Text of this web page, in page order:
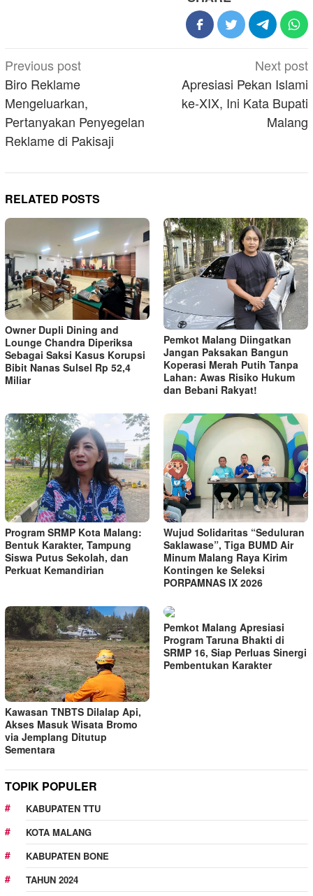
Post
navigation
Previous post
Biro Reklame
Mengeluarkan,
Pertanyakan Penyegelan
Reklame di Pakisaji
Next post
Apresiasi Pekan Islami
ke-XIX, Ini Kata Bupati
Malang
RELATED POSTS
Owner Dupli Dining and
Lounge Chandra Diperiksa
Sebagai Saksi Kasus Korupsi
Bibit Nanas Sulsel Rp 52,4
Miliar
Pemkot Malang Diingatkan
Jangan Paksakan Bangun
Koperasi Merah Putih Tanpa
Lahan: Awas Risiko Hukum
dan Bebani Rakyat!
Program SRMP Kota Malang:
Bentuk Karakter, Tampung
Siswa Putus Sekolah, dan
Perkuat Kemandirian
Wujud Solidaritas “Seduluran
Saklawase”, Tiga BUMD Air
Minum Malang Raya Kirim
Kontingen ke Seleksi
PORPAMNAS IX 2026
Kawasan TNBTS Dilalap Api,
Akses Masuk Wisata Bromo
via Jemplang Ditutup
Sementara
Pemkot Malang Apresiasi
Program Taruna Bhakti di
SRMP 16, Siap Perluas Sinergi
Pembentukan Karakter
TOPIK POPULER
KABUPATEN TTU
KOTA MALANG
KABUPATEN BONE
TAHUN 2024